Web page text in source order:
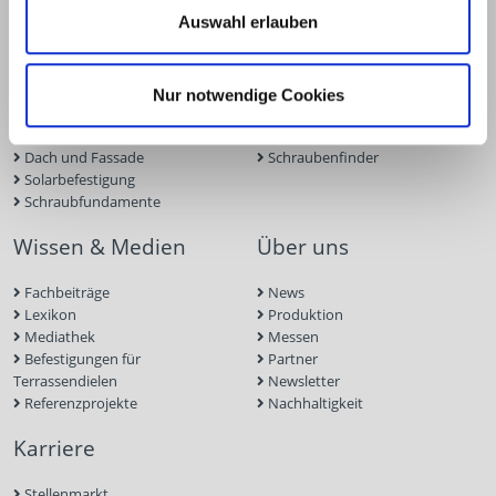
Auswahl erlauben
Nur notwendige Cookies
Holzbauschrauben
Holzverbinder
Beton- und Mauerwerk
Dach und Fassade
Solarbefestigung
Schraubfundamente
ECS-Software
Solarplaner
BIM-Portal
Bemessungsformulare
Schraubenfinder
Wissen & Medien
Fachbeiträge
Lexikon
Mediathek
Befestigungen für
Terrassendielen
Referenzprojekte
Über uns
News
Produktion
Messen
Partner
Newsletter
Nachhaltigkeit
Karriere